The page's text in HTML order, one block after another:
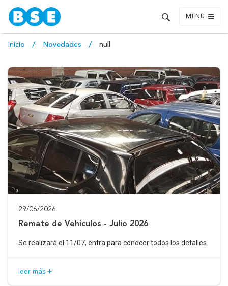
MENÚ
Inicio Novedades null
29/06/2026
Remate de Vehículos - Julio 2026
Se realizará el 11/07, entra para conocer todos los detalles.
leer más +